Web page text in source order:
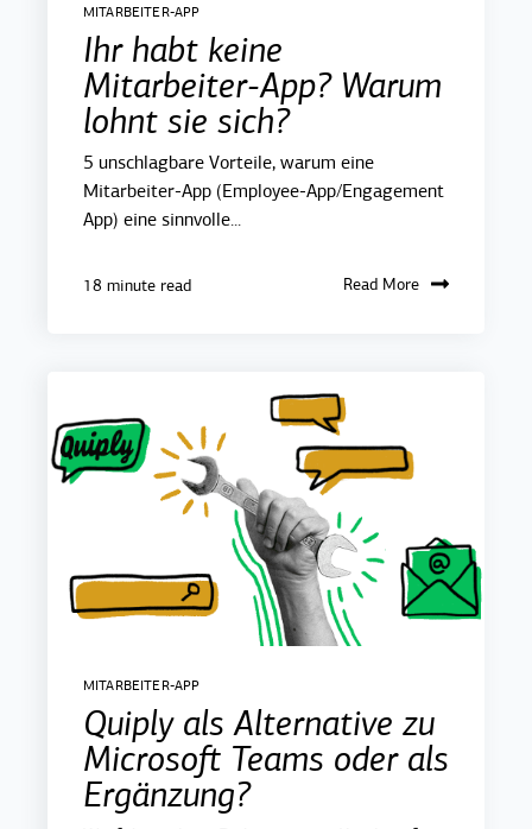
MITARBEITER-APP
Ihr habt keine
Mitarbeiter-App? Warum
lohnt sie sich?
5 unschlagbare Vorteile, warum eine
Mitarbeiter-App (Employee-App/Engagement
App) eine sinnvolle...
18 minute read Read More
MITARBEITER-APP
Quiply als Alternative zu
Microsoft Teams oder als
Ergänzung?